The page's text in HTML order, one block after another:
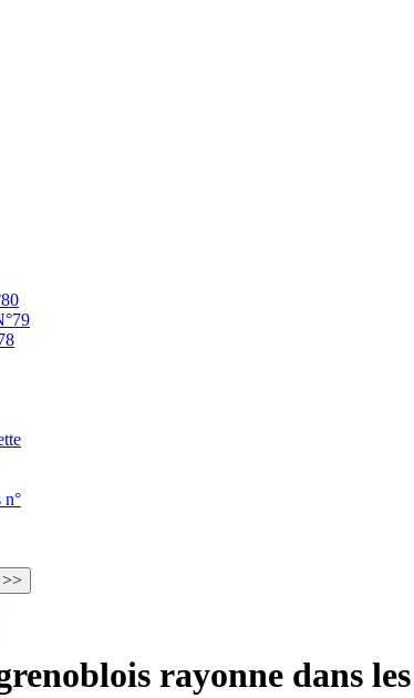
n°
rayonne dans